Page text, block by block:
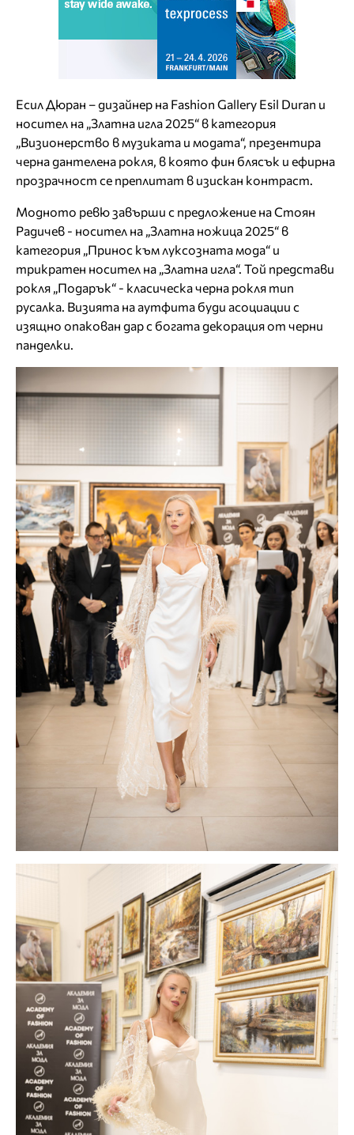
Есил Дюран – дизайнер на Fashion Gallery Esil Duran и
носител на „Златна игла 2025“ в категория
„Визионерство в музиката и модата“, презентира
черна дантелена рокля, в която фин блясък и ефирна
прозрачност се преплитат в изискан контраст.
Модното ревю завърши с предложение на Стоян
Радичев - носител на „Златна ножица 2025“ в
категория „Принос към луксозната мода“ и
трикратен носител на „Златна игла“. Той представи
рокля „Подарък“ - класическа черна рокля тип
русалка. Визията на аутфита буди асоциации с
изящно опакован дар с богата декорация от черни
панделки.